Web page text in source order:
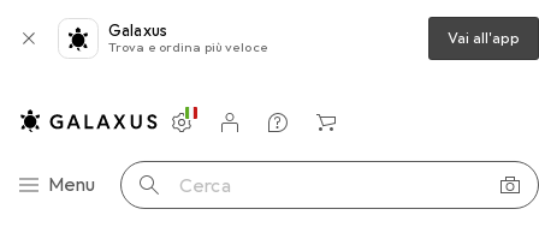
Galaxus
Trova e ordina più veloce Vai all'app
Categoria Navigazione
Menu Cerca
Impostazioni
Conto cliente
Liste di confronto
Liste dei desideri
Carrello